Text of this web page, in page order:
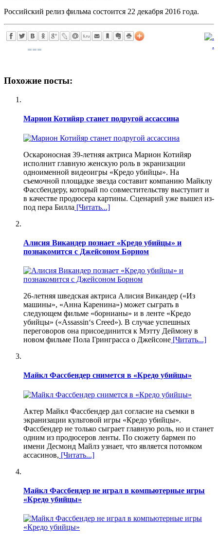
Российский релиз фильма состоится 22 декабря 2016 года.
.
Похожие посты:
Марион Котийяр станет подругой ассассина
Оскароносная 39-летняя актриса Марион Котийяр
исполнит главную женскую роль в экранизации
одноименной видеоигры «Кредо убийцы». На
съемочной площадке звезда составит компанию Майклу
Фассбендеру, который по совместительству выступит и
в качестве продюсера картины. Сценарий уже вышел из-
под пера Билла [Читать...]
Алисия Викандер познает «Кредо убийцы» и
познакомится с Джейсоном Борном
26-летняя шведская актриса Алисия Викандер («Из
машины», «Анна Каренина») может сыграть в
следующем фильме «борнианы» и в ленте «Кредо
убийцы» («Assassin‘s Creed»). В случае успешных
переговоров она присоединится к Мэтту Деймону в
новом фильме Пола Гринграсса о Джейсоне [Читать...]
Майкл Фассбендер снимется в «Кредо убийцы»
Актер Майкл Фассбендер дал согласие на съемки в
экранизации культовой игры «Кредо убийцы».
Фассбендер не только сыграет главную роль, но и станет
одним из продюсеров ленты. По сюжету бармен по
имени Десмонд Майлз узнает, что является потомком
ассасинов, [Читать...]
Майкл Фассбендер не играл в компьютерные игры
«Кредо убийцы»